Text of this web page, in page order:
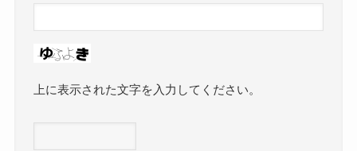
上に表示された文字を入力してください。